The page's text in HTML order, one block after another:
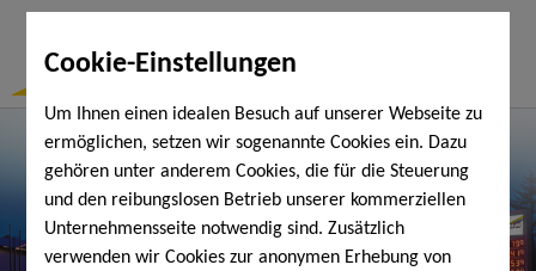
Cookie-Einstellungen
Um Ihnen einen idealen Besuch auf unserer Webseite zu
ermöglichen, setzen wir sogenannte Cookies ein. Dazu
gehören unter anderem Cookies, die für die Steuerung
und den reibungslosen Betrieb unserer kommerziellen
Unternehmensseite notwendig sind. Zusätzlich
verwenden wir Cookies zur anonymen Erhebung von